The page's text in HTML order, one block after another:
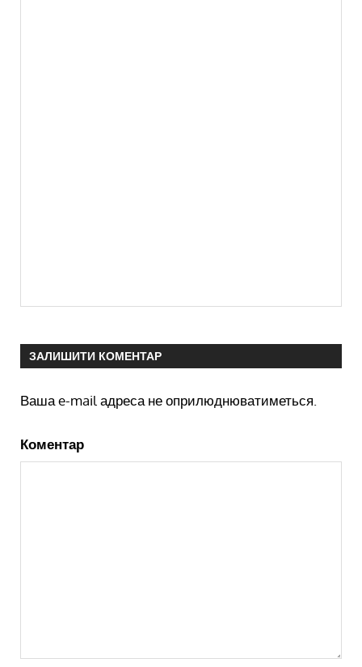
ЗАЛИШИТИ КОМЕНТАР
Ваша e-mail адреса не оприлюднюватиметься.
Коментар